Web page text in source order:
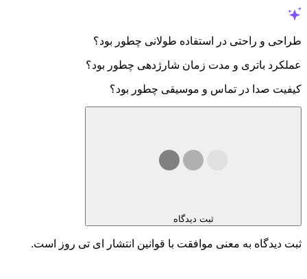
طراحی و راحتی در استفاده طولانی چطور بود؟
عملکرد باتری و مدت زمان شارژدهی چطور بود؟
کیفیت صدا در تماس و موسیقی چطور بود؟
ثبت دیدگاه
ثبت دیدگاه به معنی موافقت با قوانین انتشار ای تی روز است.